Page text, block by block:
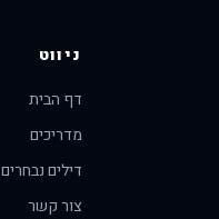
ניווט
דף הבית
מדריכים
דילים נבחרים
צור קשר